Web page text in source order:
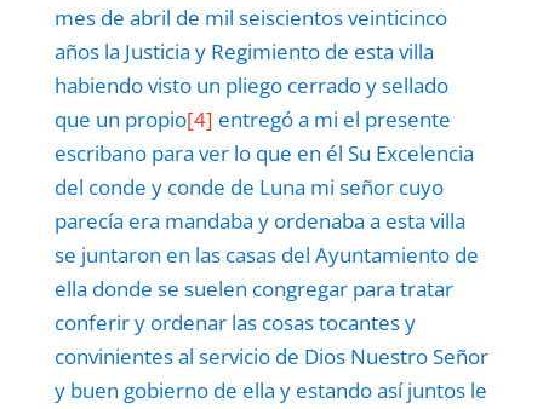
mes de abril de mil seiscientos veinticinco
años la Justicia y Regimiento de esta villa
habiendo visto un pliego cerrado y sellado
que un propio[4] entregó a mi el presente
escribano para ver lo que en él Su Excelencia
del conde y conde de Luna mi señor cuyo
parecía era mandaba y ordenaba a esta villa
se juntaron en las casas del Ayuntamiento de
ella donde se suelen congregar para tratar
conferir y ordenar las cosas tocantes y
convinientes al servicio de Dios Nuestro Señor
y buen gobierno de ella y estando así juntos le